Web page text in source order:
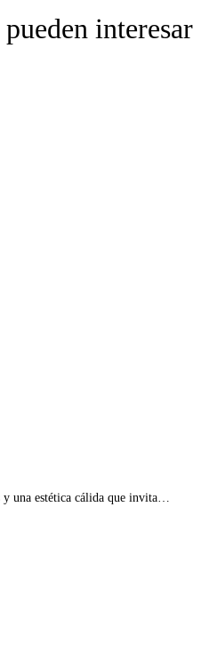
interesar
una estética cálida que invita…